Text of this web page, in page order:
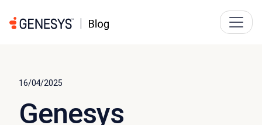
16/04/2025
Genesys